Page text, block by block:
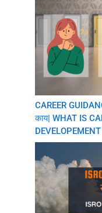
CAREER
काय| WHAT IS
DEVELOPEMENT